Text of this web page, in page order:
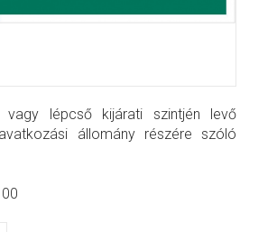
vagy lépcső kijárati szintjén levő
állomány részére szóló